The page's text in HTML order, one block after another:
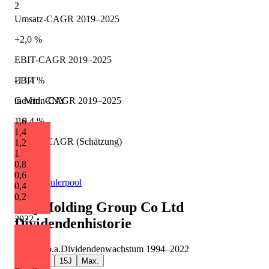
2
2022
EBIT
in Mrd. CNY
1,6
1,4
1,2
1
0,8
0,6
0,4
0,2
Umsatz-CAGR 2019–2025
+2,0 %
EBIT-CAGR 2019–2025
-13,4 %
Gewinn-CAGR 2019–2025
-19,4 %
Umsatz-CAGR (Schätzung)
-5,3 %
Quelle: Eulerpool
5I5j Holding Group Co Ltd
Dividendenhistorie
p.a.Dividendenwachstum 1994–2022
15J Max.